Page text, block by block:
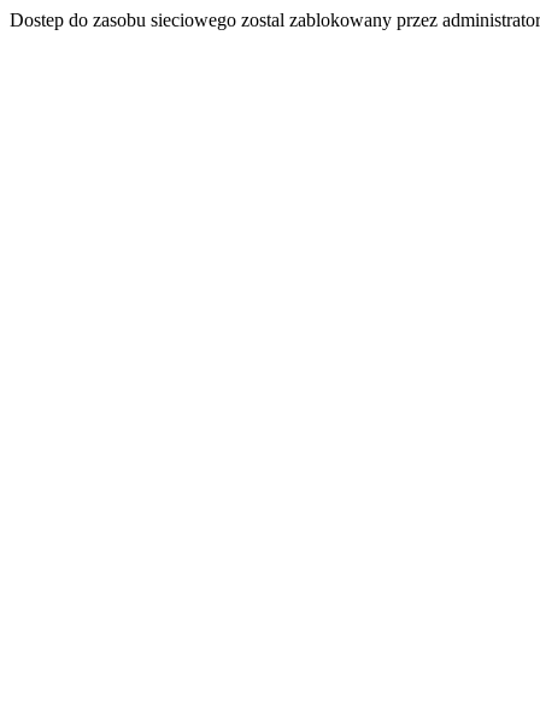
Dostep do zasobu sieciowego zostal zablokowany przez